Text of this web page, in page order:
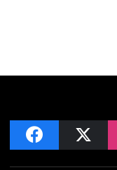
facebook